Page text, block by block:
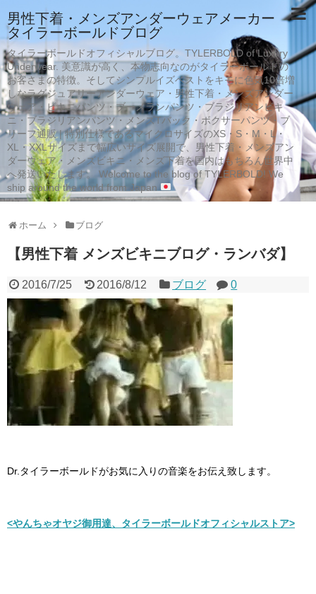
男性下着・メンズアンダーウェアメーカー
タイラーボールドブログ
タイラーボールドオフィシャルブログ。TYLERBOLD of Luxury
Underwear. 美意識が高く、本物志向なのがタイラーボールドの
お客さまの特徴。そしてシンプルイズベストをキモに色気10倍増
しなラグジュアリーアンダーウェア・男性下着・メンズアンダー
ウェア・ビキニパンツ・ブーメランパンツ・ブラジリアンビキ
ニ・ブラジリアンパンツ・メンズTバック・ボクサーパンツ・ブ
リーフ通販 | 特別仕様であるマイクロサイズのXS・S・M・L・
XL・XXLサイズまで幅広いサイズ展開で、男性下着・メンズアン
ダーウェア・メンズビキニ・メンズ下着を国内はもちろん世界中
へ発送いたします。 Welcome to the blog of TYLERBOLD! We
ship around the world from Japan
ホーム ブログ
【男性下着 メンズビキニブログ・ランバダ】
2016/7/25 2016/8/12 ブログ 0
Dr.タイラーボールドがお気に入りの音楽をお伝え致します。
<やんちゃオヤジ御用達、タイラーボールドオフィシャルストア>